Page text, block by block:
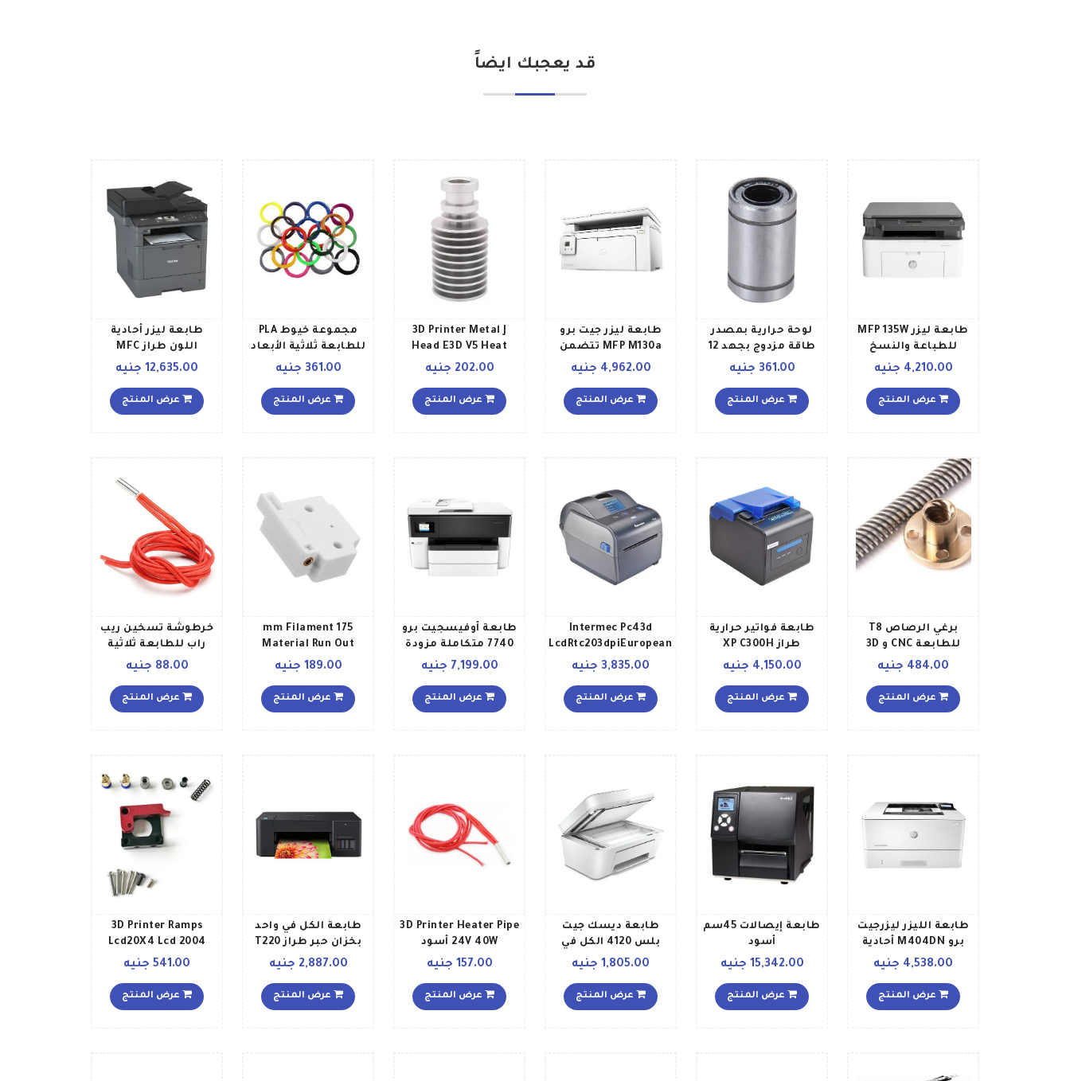
قد يعجبك ايضاً
طابعة ليزر MFP 135W
للطباعة والنسخ
والمسح الضوئي حتى
لون أبيض طراز 4ZB83A
406 x 36 x 253سم
4,210.00 جنيه
عرض المنتج
لوحة حرارية بمصدر
طاقة مزدوج بجهد 12
24 فولت للطابعة
مقاومة سلكية مدمجة
ومؤشر LED 172 x 5 x
361.00 جنيه
عرض المنتج
طابعة ليزر جيت برو
MFP M130a تتضمن
وظائف الطباعة
أبيض
4,962.00 جنيه
عرض المنتج
3D Printer Metal J
Head E3D V5 Heat
Dissipation Radiator
202.00 جنيه
عرض المنتج
مجموعة خيوط PLA
للطابعة ثلاثية الأبعاد
من 20 قطعة أحمر361.00 جنيه
عرض المنتج
طابعة ليزر أحادية
اللون طراز MFC
L5755DW رمادي
12,635.00 جنيه
عرض المنتج
برغي الرصاص T8
للطابعة CNC و 3D
484.00 جنيه
عرض المنتج
طابعة فواتير حرارية
طراز XP C300H
198×148×138ملليمتر 4,150.00 جنيه
عرض المنتج
Intermec Pc43d
LcdRtc203dpiEuropean
Power Cord 18 x 215 x
3,835.00 جنيه
عرض المنتج
طابعة أوفيسجيت برو
7740 متكاملة مزودة
بخاصية الطباعة وواي
G5J38A أبيض أسود
7,199.00 جنيه
عرض المنتج
175 mm Filament
Material Run Out
Detection Module
Parts أبيض
189.00 جنيه
عرض المنتج
خرطوشة تسخين ريب
راب للطابعة ثلاثية
الأبعاد بجهد 24 فولت
أحمر
88.00 جنيه
عرض المنتج
طابعة الليزر ليزرجيت
برو M404DN أحادية
اللون، طراز W1A53A 4,538.00 جنيه
عرض المنتج
طابعة إيصالات 45سم
أسود
15,342.00 جنيه
عرض المنتج
طابعة ديسك جيت
بلس 4120 الكل في
واحد لاسلكية للطباعة
الضوئي وإرسال فاكس
1,805.00 جنيه
عرض المنتج
3D Printer Heater Pipe
24V 40W أسود
157.00 جنيه
عرض المنتج
طابعة الكل في واحد
بخزان حبر طراز T220
DCP أسود
2,887.00 جنيه
عرض المنتج
3D Printer Ramps
Lcd20X4 Lcd 2004
Interface With Sd
541.00 جنيه
عرض المنتج